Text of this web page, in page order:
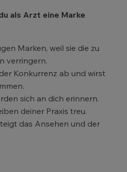
als Arzt eine Marke
Marken, weil sie die zu
verringern.
Konkurrenz ab und wirst
sich an dich erinnern.
deiner Praxis treu.
das Ansehen und der